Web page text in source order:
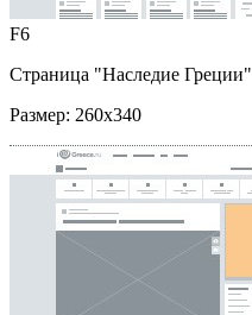
F6
Страница "Наследие Греции"
Размер: 260x340